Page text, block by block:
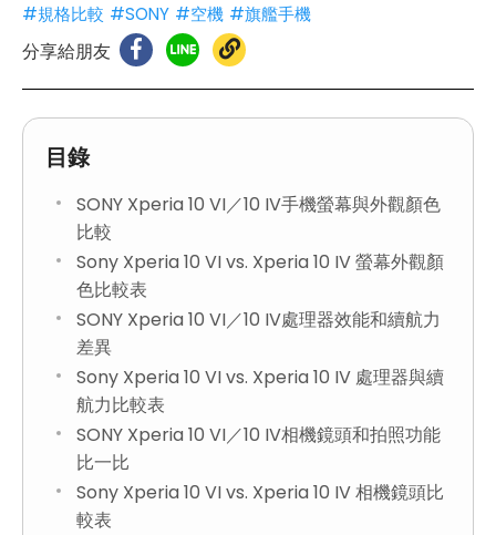
#規格比較 #SONY #空機 #旗艦手機
分享給朋友
目錄
SONY Xperia 10 VI／10 IV手機螢幕與外觀顏色
比較
Sony Xperia 10 VI vs. Xperia 10 IV 螢幕外觀顏
色比較表
SONY Xperia 10 VI／10 IV處理器效能和續航力
差異
Sony Xperia 10 VI vs. Xperia 10 IV 處理器與續
航力比較表
SONY Xperia 10 VI／10 IV相機鏡頭和拍照功能
比一比
Sony Xperia 10 VI vs. Xperia 10 IV 相機鏡頭比
較表